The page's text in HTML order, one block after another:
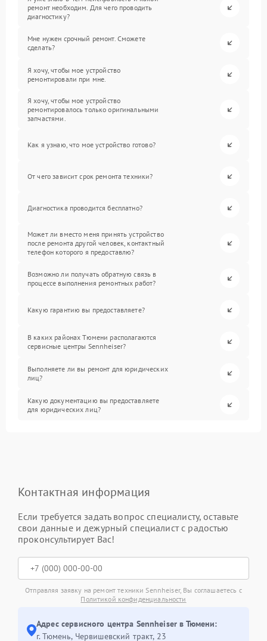
ремонт необходим. Для чего проводить
диагностику?
Мне нужен срочный ремонт. Сможете
сделать?
Я хочу, чтобы мое устройство
ремонтировали при мне.
Я хочу, чтобы мое устройство
ремонтировалось только оригинальными
запчастями.
Как я узнаю, что мое устройство готово?
От чего зависит срок ремонта техники?
Диагностика проводится бесплатно?
Может ли вместо меня принять устройство
после ремонта другой человек, контактный
телефон которого я предоставлю?
Возможно ли получать обратную связь в
процессе выполнения ремонтных работ?
Какую гарантию вы предоставляете?
В каких районах Тюмени располагаются
сервисные центры Sennheiser?
Выполняете ли вы ремонт для юридических
лиц?
Какую документацию вы предоставляете
для юридических лиц?
Контактная информация
Если требуется задать вопрос специалисту, оставьте
свои данные и дежурный специалист с радостью
проконсультирует Вас!
Отправляя заявку на ремонт техники Sennheiser, Вы соглашаетесь с
Политикой конфиденциальности
Адрес сервисного центра Sennheiser в Тюмени:
г. Тюмень, ​Червишевский тракт, 23